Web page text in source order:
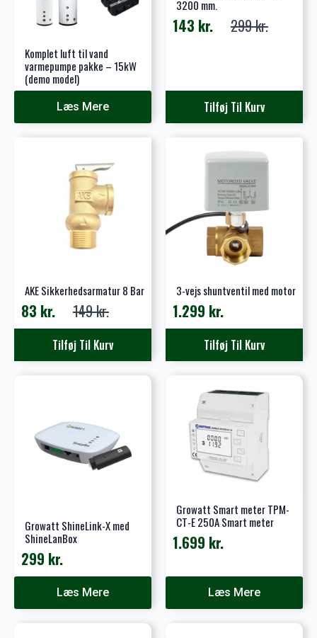
Komplet luft til vand
varmepumpe pakke – 15kW
(demo model)
Læs Mere
3200 mm.
299kr.
Den
299 kr..
143 kr.
Den
143 kr..Tilføj Til Kurv
AKE Sikkerhedsarmatur 8 Bar
149kr.
Den
oprindelige
83 kr.
Den
aktuelleTilføj Til Kurv
3-vejs shuntventil med motor
1.299 kr.
Tilføj Til Kurv
Growatt ShineLink-X med
ShineLanBox
299 kr.
Læs Mere
Growatt Smart meter TPM-
CT-E 250A Smart meter
1.699 kr.
Læs Mere